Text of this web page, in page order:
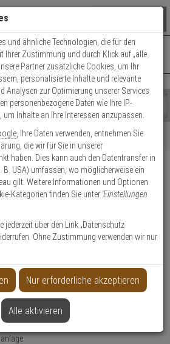
schließen
ARTIKEL IM WARENKORB
Ihr Warenkorb ist momentan leer.
()
Fertig
- Do.: 8:00 - 16:30 | Fr.: 8:00 - 14:00 Uhr
Kontaktservice nutzen
1
- Modell: 2N IP Verso
105,4 mm
und ähnliche Technologien, die für den
Ihrer Zustimmung und durch Klick auf „alle
Partner zusätzliche Cookies, um Ihr
personalisierte Inhalte und relevante
Analysen zur Optimierung unserer Services
personenbezogene Daten wie Ihre IP-
um Inhalte an Ihre Interessen anzupassen.
, Ihre Daten verwenden, entnehmen Sie
die wir für Sie in unserer
haben. Dies kann auch den Datentransfer in
B. USA) umfassen, wo möglicherweise ein
gilt. Weitere Informationen und Optionen
Kategorien finden Sie unter 'Einstellungen
jederzeit über den Link „Datenschutz
Ohne Zustimmung verwenden wir nur
Nur erforderliche akzeptieren
Alle aktivieren